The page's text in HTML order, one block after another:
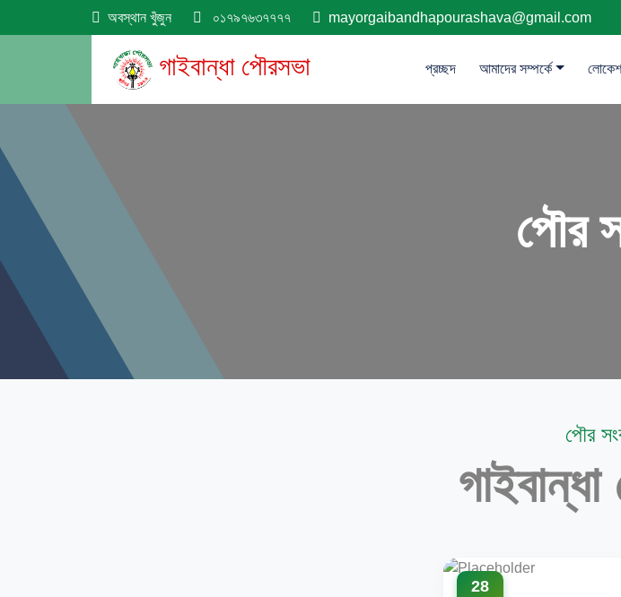
অবস্থান খুঁজুন ০১৭৯৭৬৩৭৭৭৭ mayorgaibandhapourashava@gmail.com
গাইবান্ধা পৌরসভা প্রচ্ছদ আমাদের সম্পর্কে
পৌর
পৌর
28